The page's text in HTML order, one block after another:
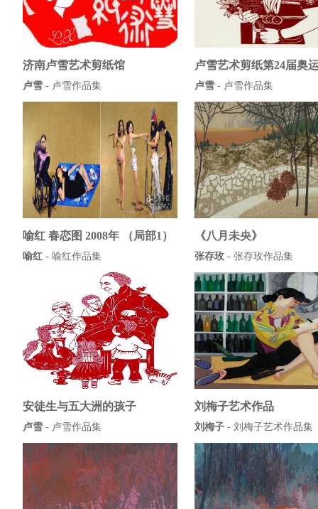
济南卢雪艺术剪纸馆
卢雪 - 卢雪作品集
卢雪艺术剪纸第24届奥
卢雪 - 卢雪作品集
喻红 春恋图 2008年 （局部1）
喻红 - 喻红作品集
《八月未央》
张存玫 - 张存玫作品集
安徒生与五大洲的孩子
卢雪 - 卢雪作品集
刘梅子艺术作品
刘梅子 - 刘梅子艺术作品集